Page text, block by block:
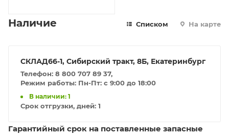
Наличие Списком На карте
СКЛАД66-1, Сибирский тракт, 8Б, Екатеринбург
Телефон: 8 800 707 89 37,
Режим работы: Пн-Пт: с 9:00 до 18:00
В наличии: 1
Срок отгрузки, дней: 1
Гарантийный срок на поставленные запасные